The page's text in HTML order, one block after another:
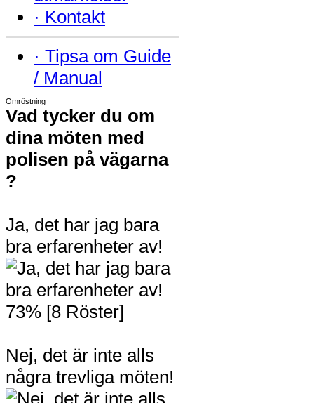
· Kontakt
· Tipsa om Guide
/ Manual
Omröstning
Vad tycker du om
dina möten med
polisen på vägarna
?
Ja, det har jag bara
bra erfarenheter av!
73% [8 Röster]
Nej, det är inte alls
några trevliga möten!